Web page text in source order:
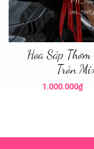
Hoa Sáp
Tròn
1.000.000₫